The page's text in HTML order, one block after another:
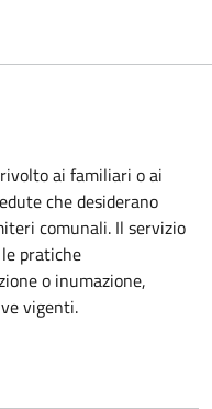
ai familiari o ai
che desiderano
comunali. Il servizio
pratiche
o inumazione,
vigenti.